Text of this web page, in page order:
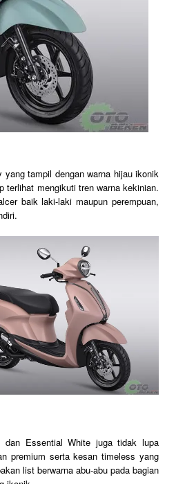
tampil dengan warna hijau ikonik
terlihat mengikuti tren warna kekinian.
baik laki-laki maupun perempuan,
dan Essential White juga tidak lupa
premium serta kesan timeless yang
list berwarna abu-abu pada bagian